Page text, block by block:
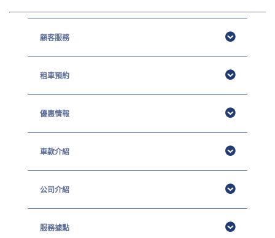
顧客服務
租車預約
優惠情報
車款介紹
公司介紹
服務據點